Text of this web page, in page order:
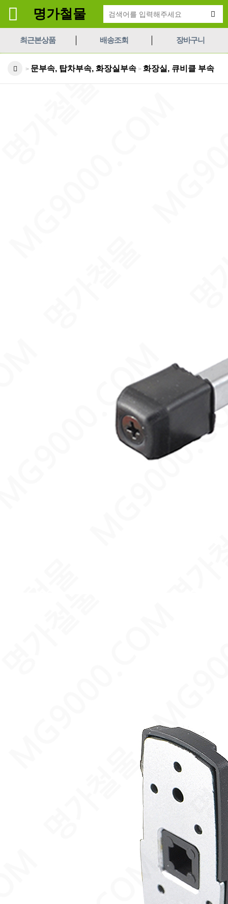
명가철물
최근본상품 배송조회 장바구니
> 문부속, 탑차부속, 화장실부속 > 화장실, 큐비클 부속